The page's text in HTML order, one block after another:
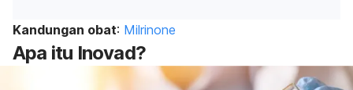
Kandungan obat: Milrinone
Apa itu Inovad?